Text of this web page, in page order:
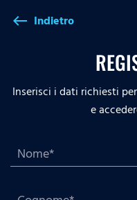
west Indietro
Inserisci i dati richiesti
e